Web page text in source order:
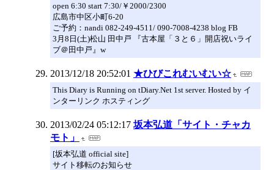
open 6:30 start 7:30/￥2000/2300
広島市中区小町6-20
ご予約：nandi 082-249-4511/ 090-7008-4238 blog FB
3月8日(土)松山 田中戸 『古本屋「３と６」開店祝いライ
ブ＠田中戸』w
2013/12/18 20:52:01 ★ひびこれむいむい☆
This Diary is Running on tDiary.Net 1st server. Hosted by イ
ンターリンク ホスティング
2013/02/24 05:12:17 坂本弘道「サイト・チャカ
モト」
[坂本弘道 official site]
サイト移転のお知らせ